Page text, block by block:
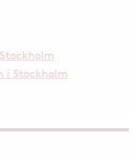
i Stockholm